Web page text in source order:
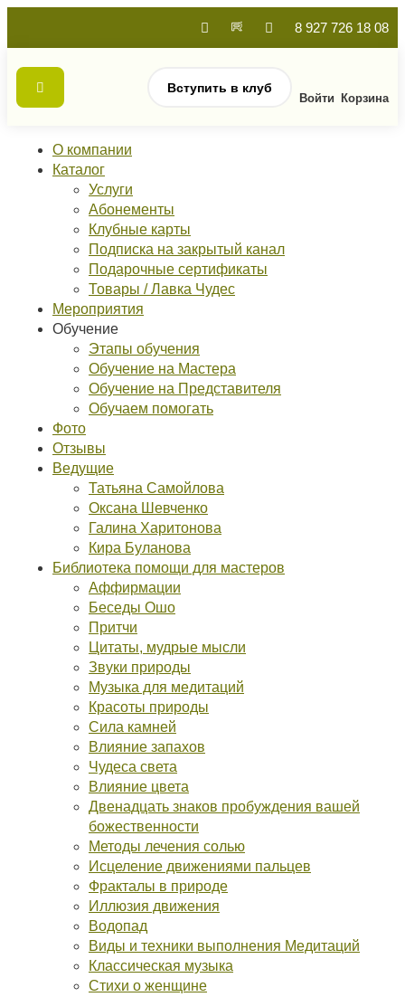
8 927 726 18 08
Вступить в клуб
Войти Корзина
О компании
Каталог
Услуги
Абонементы
Клубные карты
Подписка на закрытый канал
Подарочные сертификаты
Товары / Лавка Чудес
Мероприятия
Обучение
Этапы обучения
Обучение на Мастера
Обучение на Представителя
Обучаем помогать
Фото
Отзывы
Ведущие
Татьяна Самойлова
Оксана Шевченко
Галина Харитонова
Кира Буланова
Библиотека помощи для мастеров
Аффирмации
Беседы Ошо
Притчи
Цитаты, мудрые мысли
Звуки природы
Музыка для медитаций
Красоты природы
Сила камней
Влияние запахов
Чудеса света
Влияние цвета
Двенадцать знаков пробуждения вашей
божественности
Методы лечения солью
Исцеление движениями пальцев
Фракталы в природе
Иллюзия движения
Водопад
Виды и техники выполнения Медитаций
Классическая музыка
Стихи о женщине